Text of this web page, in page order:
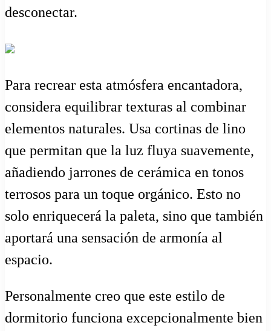
desconectar.
Para recrear esta atmósfera encantadora,
considera equilibrar texturas al combinar
elementos naturales. Usa cortinas de lino
que permitan que la luz fluya suavemente,
añadiendo jarrones de cerámica en tonos
terrosos para un toque orgánico. Esto no
solo enriquecerá la paleta, sino que también
aportará una sensación de armonía al
espacio.
Personalmente creo que este estilo de
dormitorio funciona excepcionalmente bien